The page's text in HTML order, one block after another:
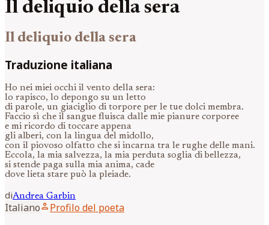
Il deliquio della sera
Il deliquio della sera
Traduzione italiana
Ho nei miei occhi il vento della sera:
lo rapisco, lo depongo su un letto
di parole, un giaciglio di torpore per le tue dolci membra.
Faccio sì che il sangue fluisca dalle mie pianure corporee
e mi ricordo di toccare appena
gli alberi, con la lingua del midollo,
con il piovoso olfatto che si incarna tra le rughe delle mani.
Eccola, la mia salvezza, la mia perduta soglia di bellezza,
si stende paga sulla mia anima, cade
dove lieta stare può la pleiade.
diAndrea Garbin
Italianoperson Profilo del poeta